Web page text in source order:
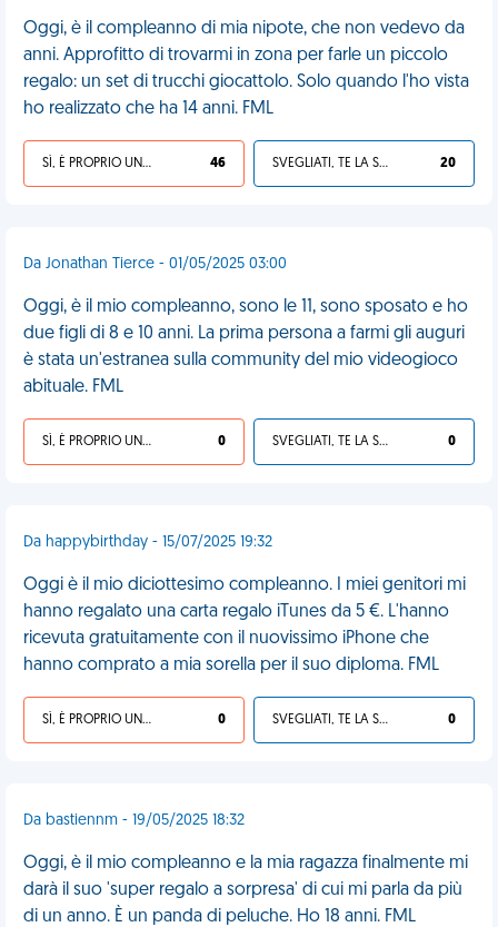
Oggi, è il compleanno di mia nipote, che non vedevo da
anni. Approfitto di trovarmi in zona per farle un piccolo
regalo: un set di trucchi giocattolo. Solo quando l'ho vista
ho realizzato che ha 14 anni. FML
SÌ, È PROPRIO UNA VDM! 46 SVEGLIATI, TE LA SEI CERCATA! 20
Da Jonathan Tierce - 01/05/2025 03:00
Oggi, è il mio compleanno, sono le 11, sono sposato e ho
due figli di 8 e 10 anni. La prima persona a farmi gli auguri
è stata un'estranea sulla community del mio videogioco
abituale. FML
SÌ, È PROPRIO UNA VDM! 0 SVEGLIATI, TE LA SEI CERCATA! 0
Da happybirthday - 15/07/2025 19:32
Oggi è il mio diciottesimo compleanno. I miei genitori mi
hanno regalato una carta regalo iTunes da 5 €. L'hanno
ricevuta gratuitamente con il nuovissimo iPhone che
hanno comprato a mia sorella per il suo diploma. FML
SÌ, È PROPRIO UNA VDM! 0 SVEGLIATI, TE LA SEI CERCATA! 0
Da bastiennm - 19/05/2025 18:32
Oggi, è il mio compleanno e la mia ragazza finalmente mi
darà il suo 'super regalo a sorpresa' di cui mi parla da più
di un anno. È un panda di peluche. Ho 18 anni. FML